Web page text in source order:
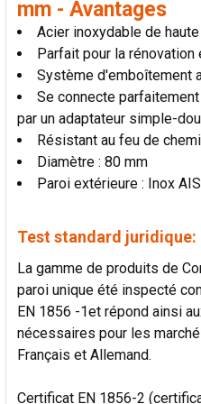
AU PANIER
mm - Avantages
Acier inoxydable de
Parfait pour la
Système d'emboîtement
Se connecte
par un adaptateur simple-
Résistant au feu de
Diamètre : 80 mm
Paroi extérieure : Inox
Test standard juridique:
La gamme de produits de
paroi unique été inspecté
EN 1856 -1et répond ainsi
nécessaires pour les
Français et Allemand.
Certificat EN 1856-2